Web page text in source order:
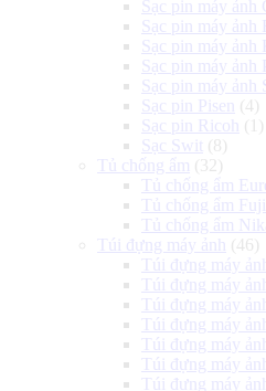
Sạc pin máy ảnh
Sạc pin máy ảnh
Sạc pin máy ảnh
Sạc pin máy ảnh
Sạc pin máy ảnh
Sạc pin Pisen
(4)
Sạc pin Ricoh
(1)
Sạc Swit (8)
Tủ chống ẩm (32)
Tủ chống ẩm
Tủ chống ẩm
Tủ chống ẩm
Túi đựng máy ảnh
(46)
Túi đựng máy
Túi đựng máy
Túi đựng máy
Túi đựng máy
Túi đựng máy
Túi đựng máy
Túi đựng máy